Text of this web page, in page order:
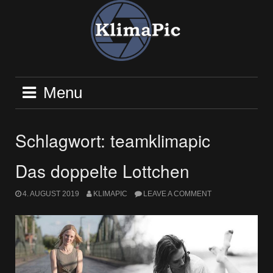
Menu
Schlagwort: teamklimapic
Das doppelte Lottchen
4. AUGUST 2019 KLIMAPIC LEAVE A COMMENT